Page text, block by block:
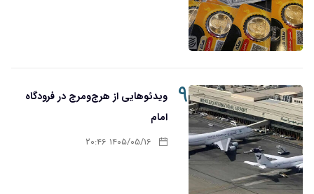
۹
ویدئوهایی از هرج‌ومرج در فرودگاه
امام
۱۴۰۵/۰۵/۱۶ ۲۰:۴۶